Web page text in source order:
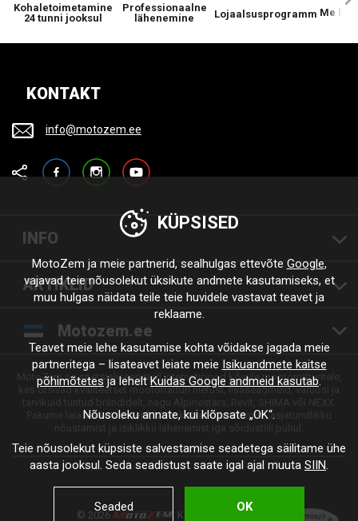
Kohaletoimetamine
24 tunni jooksul
Professionaalne
lähenemine
Lojaalsusprogramm Me
KONTAKT
info@motozem.ee
FacebookInstagramYouTube
INFO
ARTIKLID
Motozem.ee
MotoZem on spetsialiseerunud internetipood kõigile mootorratturitele,
kes otsivad kvaliteetset mootorratturi riietust, lisaseadmeid, varuosi ja
Pakume laia valikut tooteid, kiiret kohaletoimetamist, asjatundlikku
© 2026 . Kõik õigused kaitstud.
KÜPSISED
MotoZem ja meie partnerid, sealhulgas ettevõte Google,
vajavad teie nõusolekut üksikute andmete kasutamiseks, et
muu hulgas näidata teile teie huvidele vastavat teavet ja
reklaame.
Teavet meie lehe kasutamise kohta võidakse jagada meie
partneritega – lisateavet leiate meie Isikuandmete kaitse
põhimõtetes ja lehelt Kuidas Google andmeid kasutab.
Nõusoleku annate, kui klõpsate „OK“.
Teie nõusolekut küpsiste salvestamise seadetega säilitame ühe
aasta jooksul. Seda seadistust saate igal ajal muuta SIIN.
Seaded OK